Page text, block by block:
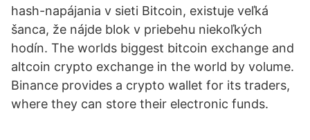
hash-napájania v sieti Bitcoin, existuje veľká
šanca, že nájde blok v priebehu niekoľkých
hodín. The worlds biggest bitcoin exchange and
altcoin crypto exchange in the world by volume.
Binance provides a crypto wallet for its traders,
where they can store their electronic funds.